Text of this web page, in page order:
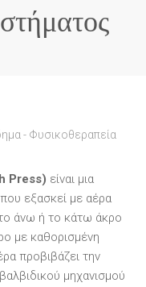
- Φυσικοθεραπεία
Press) είναι μια
εξασκεί με αέρα
άνω ή το κάτω άκρο
με καθορισμένη
προβιβάζει την
μηχανισμού